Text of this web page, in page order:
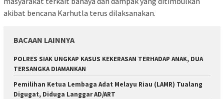
akibat bencana Karhutla terus dilaksanakan.
BACAAN LAINNYA
POLRES SIAK UNGKAP KASUS KEKERASAN TERHADAP ANAK, DUA
TERSANGKA DIAMANKAN
Pemilihan Ketua Lembaga Adat Melayu Riau (LAMR) Tualang
Digugat, Diduga Langgar AD/ART